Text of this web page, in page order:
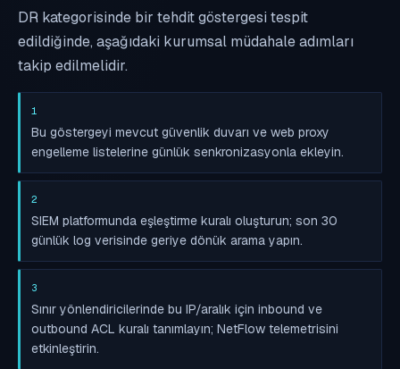
DR kategorisinde bir tehdit göstergesi tespit
edildiğinde, aşağıdaki kurumsal müdahale adımları
takip edilmelidir.
1
Bu göstergeyi mevcut güvenlik duvarı ve web proxy
engelleme listelerine günlük senkronizasyonla ekleyin.
2
SIEM platformunda eşleştirme kuralı oluşturun; son 30
günlük log verisinde geriye dönük arama yapın.
3
Sınır yönlendiricilerinde bu IP/aralık için inbound ve
outbound ACL kuralı tanımlayın; NetFlow telemetrisini
etkinleştirin.